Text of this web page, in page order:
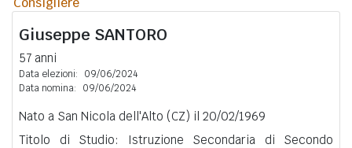
Giuseppe SANTORO
57 anni
Data elezioni:
09/06/2024
Data nomina:
09/06/2024
Nato a San Nicola dell'Alto (CZ) il 20/02/1969
Titolo di Studio: Istruzione Secondaria di Secondo